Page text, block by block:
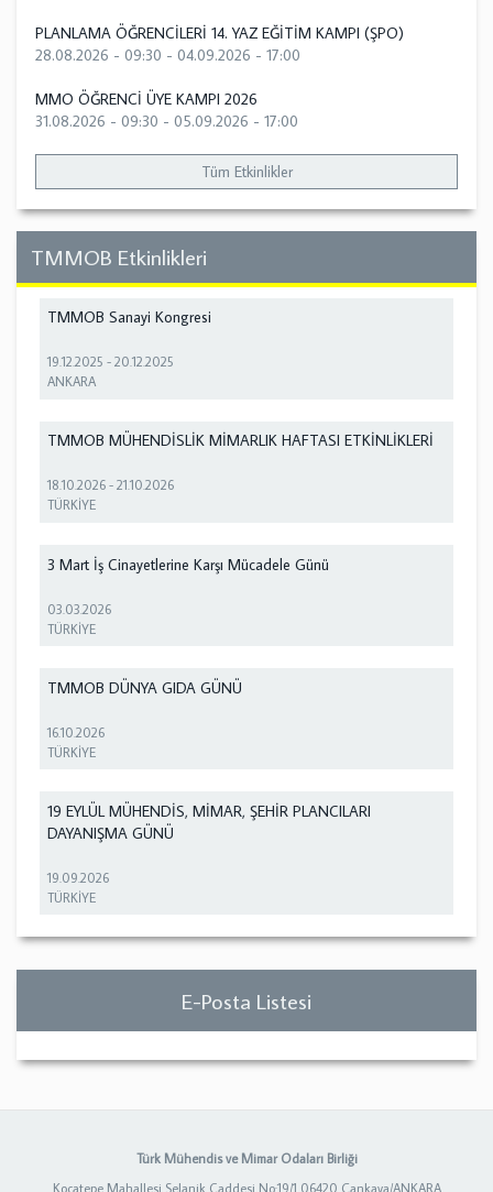
PLANLAMA ÖĞRENCİLERİ 14. YAZ EĞİTİM KAMPI (ŞPO)
28.08.2026 - 09:30 - 04.09.2026 - 17:00
MMO ÖĞRENCİ ÜYE KAMPI 2026
31.08.2026 - 09:30 - 05.09.2026 - 17:00
Tüm Etkinlikler
TMMOB Etkinlikleri
TMMOB Sanayi Kongresi
19.12.2025 -20.12.2025
ANKARA
TMMOB MÜHENDİSLİK MİMARLIK HAFTASI ETKİNLİKLERİ
18.10.2026 -21.10.2026
TÜRKİYE
3 Mart İş Cinayetlerine Karşı Mücadele Günü
03.03.2026
TÜRKİYE
TMMOB DÜNYA GIDA GÜNÜ
16.10.2026
TÜRKİYE
19 EYLÜL MÜHENDİS, MİMAR, ŞEHİR PLANCILARI
DAYANIŞMA GÜNÜ
19.09.2026
TÜRKİYE
E-Posta Listesi
Türk Mühendis ve Mimar Odaları Birliği
Kocatepe Mahallesi Selanik Caddesi No:19/1 06420 Çankaya/ANKARA